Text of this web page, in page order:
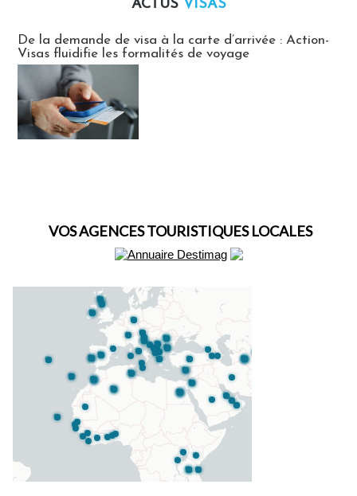
ACTUS VISAS
De la demande de visa à la carte d’arrivée : Action-
Visas fluidifie les formalités de voyage
VOS AGENCES TOURISTIQUES LOCALES